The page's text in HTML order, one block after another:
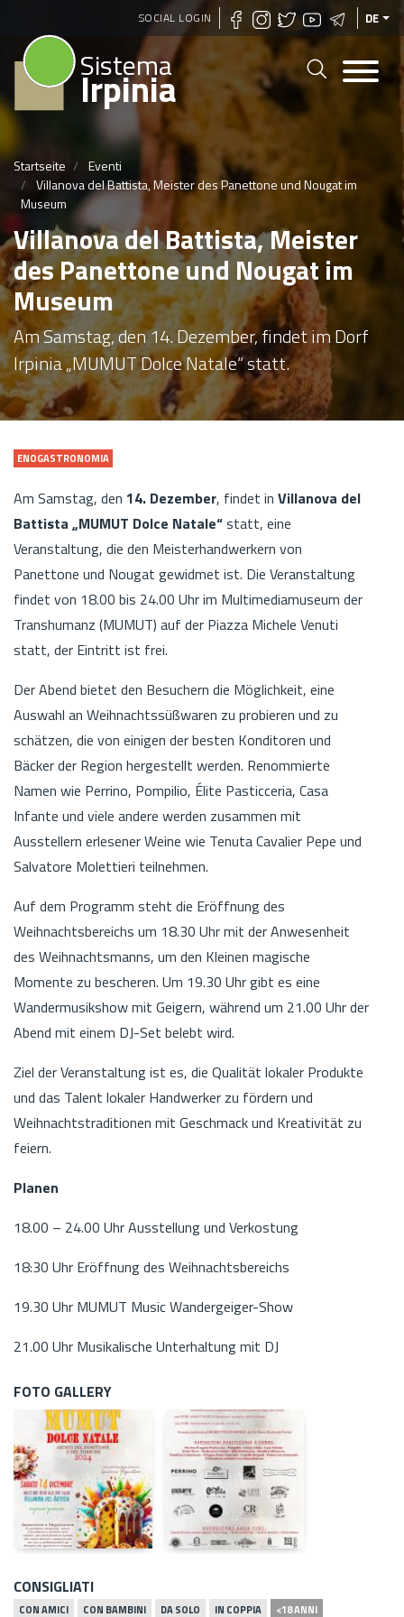
Direkt
zum
Inhalt
SOCIAL LOGIN DE
Sistema
Irpinia
Startseite
Eventi
Villanova del Battista, Meister des Panettone und Nougat im
Museum
Villanova del Battista, Meister
des Panettone und Nougat im
Museum
Am Samstag, den 14. Dezember, findet im Dorf
Irpinia „MUMUT Dolce Natale“ statt.
ENOGASTRONOMIA
Am Samstag, den 14. Dezember, findet in Villanova del
Battista „MUMUT Dolce Natale“statt, eine
Veranstaltung, die den Meisterhandwerkern von
Panettone und Nougat gewidmet ist. Die Veranstaltung
findet von 18.00 bis 24.00 Uhr im Multimediamuseum der
Transhumanz (MUMUT) auf der Piazza Michele Venuti
statt, der Eintritt ist frei.
Der Abend bietet den Besuchern die Möglichkeit, eine
Auswahl an Weihnachtssüßwaren zu probieren und zu
schätzen, die von einigen der besten Konditoren und
Bäcker der Region hergestellt werden. Renommierte
Namen wie Perrino, Pompilio, Élite Pasticceria, Casa
Infante und viele andere werden zusammen mit
Ausstellern erlesener Weine wie Tenuta Cavalier Pepe und
Salvatore Molettieri teilnehmen.
Auf dem Programm steht die Eröffnung des
Weihnachtsbereichs um 18.30 Uhr mit der Anwesenheit
des Weihnachtsmanns, um den Kleinen magische
Momente zu bescheren. Um 19.30 Uhr gibt es eine
Wandermusikshow mit Geigern, während um 21.00 Uhr der
Abend mit einem DJ-Set belebt wird.
Ziel der Veranstaltung ist es, die Qualität lokaler Produkte
und das Talent lokaler Handwerker zu fördern und
Weihnachtstraditionen mit Geschmack und Kreativität zu
feiern.
Planen
18.00 – 24.00 Uhr Ausstellung und Verkostung
18:30 Uhr Eröffnung des Weihnachtsbereichs
19.30 Uhr MUMUT Music Wandergeiger-Show
21.00 Uhr Musikalische Unterhaltung mit DJ
FOTO GALLERY
CONSIGLIATI
CON AMICI CON BAMBINI DA SOLO IN COPPIA <18 ANNI